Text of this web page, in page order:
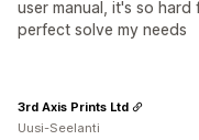
user manual, it's so
perfect solve my needs
3rd Axis Prints Ltd
Uusi-Seelanti